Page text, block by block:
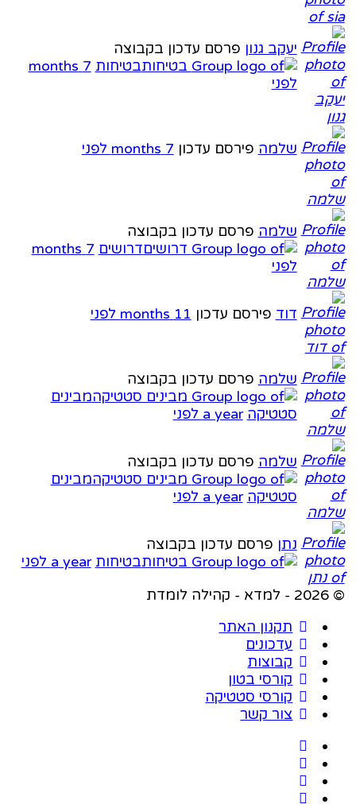
יעקב גנוןפרסם עדכון בקבוצה
בטיחות
7 months
שלמהפירסם עדכון7 months לפני
שלמהפרסם עדכון בקבוצה
דרושים
7 months
דודפירסם עדכון11 months לפני
שלמהפרסם עדכון בקבוצה
מבינים
סטטיקה a year לפני
שלמהפרסם עדכון בקבוצה
מבינים
סטטיקה a year לפני
נתןפרסם עדכון בקבוצה
בטיחות a year לפני
תקנון האתר
עדכונים
קבוצות
קורסי בטון
קורסי סטטיקה
צור קשר